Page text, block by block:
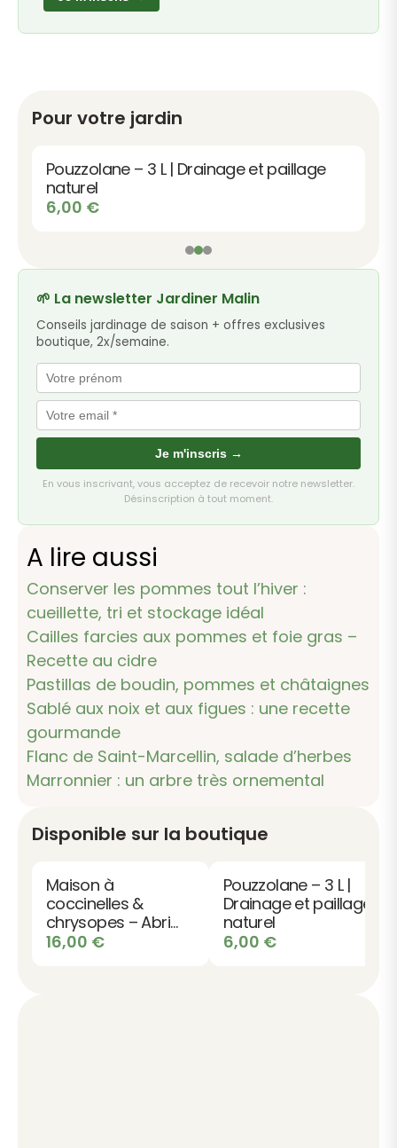
Pour votre jardin
Pouzzolane – 3 L | Drainage et paillage
naturel
6,00 €
🌱 La newsletter Jardiner Malin
Conseils jardinage de saison + offres exclusives
boutique, 2x/semaine.
Je m'inscris →
En vous inscrivant, vous acceptez de recevoir notre newsletter.
Désinscription à tout moment.
A lire aussi
Conserver les pommes tout l’hiver :
cueillette, tri et stockage idéal
Cailles farcies aux pommes et foie gras –
Recette au cidre
Pastillas de boudin, pommes et châtaignes
Sablé aux noix et aux figues : une recette
gourmande
Flanc de Saint-Marcellin, salade d’herbes
Marronnier : un arbre très ornemental
Disponible sur la boutique
Maison à
coccinelles &
chrysopes – Abri
insectes utiles en
16,00 €
Pouzzolane – 3 L |
Drainage et paillage
naturel
6,00 €